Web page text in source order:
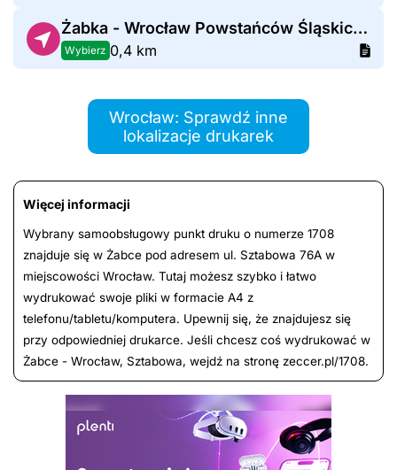
Żabka - Wrocław Powstańców Śląskich 1
Wybierz 0,4 km
Wrocław: Sprawdź inne
lokalizacje drukarek
Więcej informacji
Wybrany samoobsługowy punkt druku o numerze 1708
znajduje się w Żabce pod adresem ul. Sztabowa 76A w
miejscowości Wrocław. Tutaj możesz szybko i łatwo
wydrukować swoje pliki w formacie A4 z
telefonu/tabletu/komputera. Upewnij się, że znajdujesz się
przy odpowiedniej drukarce. Jeśli chcesz coś wydrukować w
Żabce - Wrocław, Sztabowa, wejdź na stronę zeccer.pl/1708.